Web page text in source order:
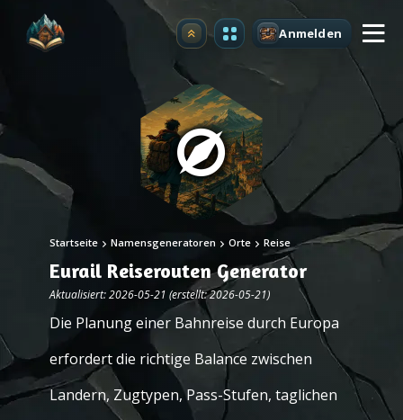
Upgrade Anmelden
Startseite Namensgeneratoren Orte Reise
Eurail Reiserouten Generator
Aktualisiert: 2026-05-21 (erstellt: 2026-05-21)
Die Planung einer Bahnreise durch Europa
erfordert die richtige Balance zwischen
Landern, Zugtypen, Pass-Stufen, taglichen